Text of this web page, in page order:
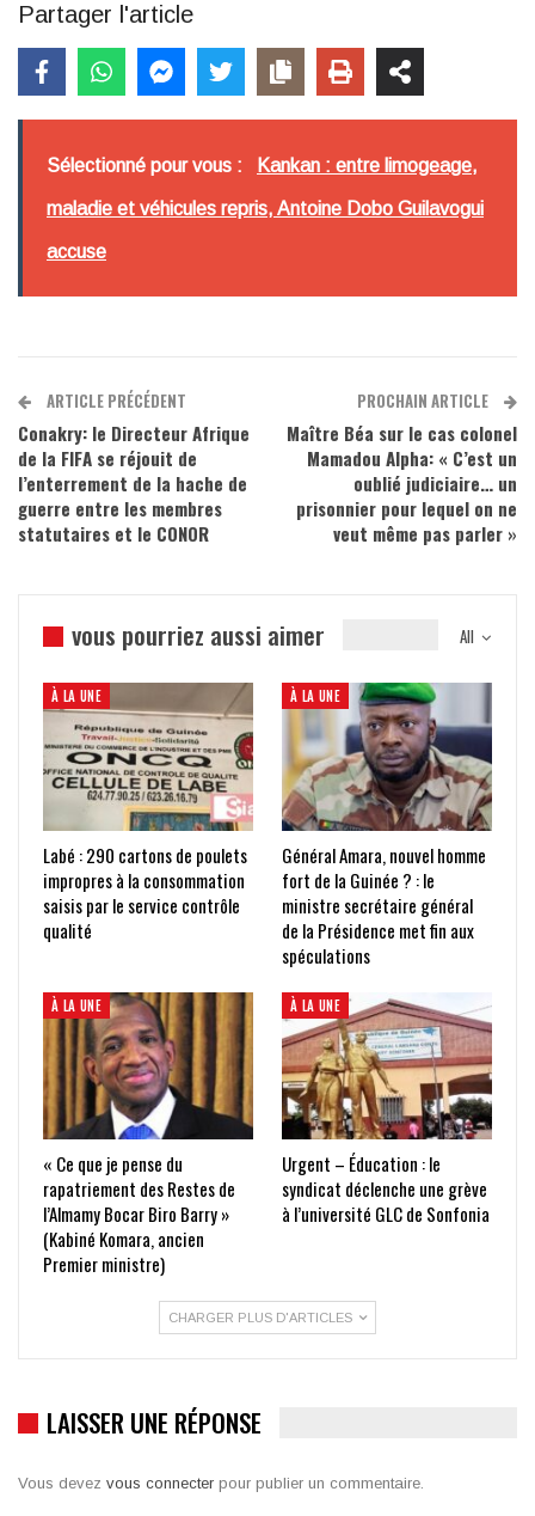
Partager l'article
Sélectionné pour vous : Kankan : entre limogeage,
maladie et véhicules repris, Antoine Dobo Guilavogui
accuse
ARTICLE PRÉCÉDENT
Conakry: le Directeur Afrique
de la FIFA se réjouit de
l’enterrement de la hache de
guerre entre les membres
statutaires et le CONOR
PROCHAIN ARTICLE
Maître Béa sur le cas colonel
Mamadou Alpha: « C’est un
oublié judiciaire… un
prisonnier pour lequel on ne
veut même pas parler »
All
vous pourriez aussi aimer
À LA UNE
Labé : 290 cartons de poulets
impropres à la consommation
saisis par le service contrôle
qualité
À LA UNE
Général Amara, nouvel homme
fort de la Guinée ? : le
ministre secrétaire général
de la Présidence met fin aux
spéculations
À LA UNE
« Ce que je pense du
rapatriement des Restes de
l’Almamy Bocar Biro Barry »
(Kabiné Komara, ancien
Premier ministre)
À LA UNE
Urgent – Éducation : le
syndicat déclenche une grève
à l’université GLC de Sonfonia
CHARGER PLUS D'ARTICLES
LAISSER UNE RÉPONSE
Vous devez vous connecter pour publier un commentaire.